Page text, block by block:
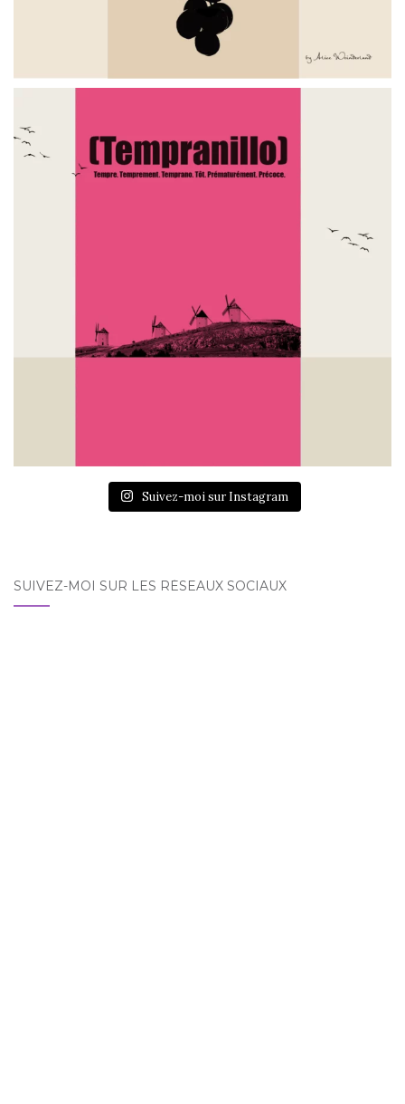
Suivez-moi sur Instagram
SUIVEZ-MOI SUR LES RÉSEAUX SOCIAUX